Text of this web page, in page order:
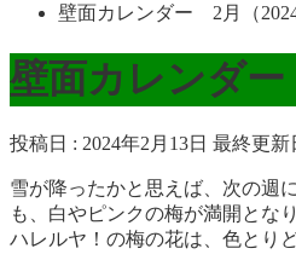
壁面カレンダー 2月（2024
壁面カレンダ
投稿日 : 2024年2月13日 最終更新
雪が降ったかと思えば、次の週
も、白やピンクの梅が満開とな
ハレルヤ！の梅の花は、色とり